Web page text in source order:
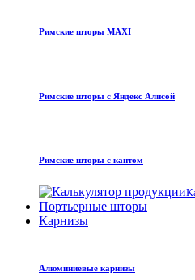
Римские шторы MAXI
Римские шторы с Яндекс Алисой
Римские шторы с кантом
Портьерные шторы
Карнизы
Алюминиевые карнизы